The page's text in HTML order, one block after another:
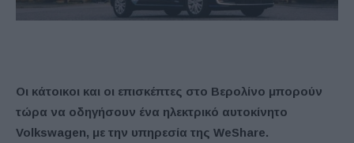
Οι κάτοικοι και οι επισκέπτες στο Βερολίνο μπορούν
τώρα να οδηγήσουν ένα ηλεκτρικό αυτοκίνητο
Volkswagen, με την υπηρεσία της WeShare.